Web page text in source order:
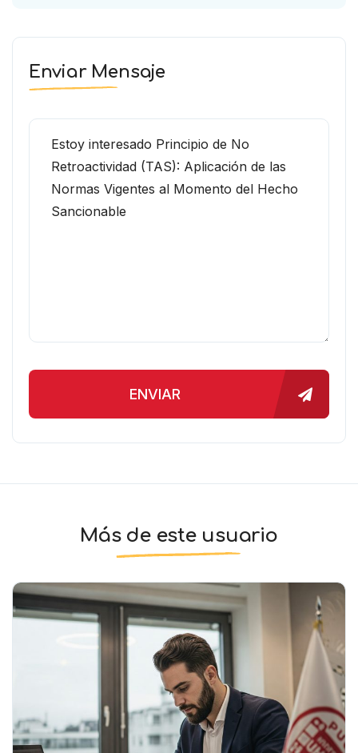
Enviar Mensaje
ENVIAR
Más de este usuario